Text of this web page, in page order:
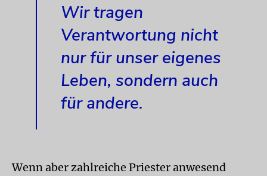
Wir tragen
Verantwortung nicht
nur für unser eigenes
Leben, sondern auch
für andere.
Wenn aber zahlreiche Priester anwesend